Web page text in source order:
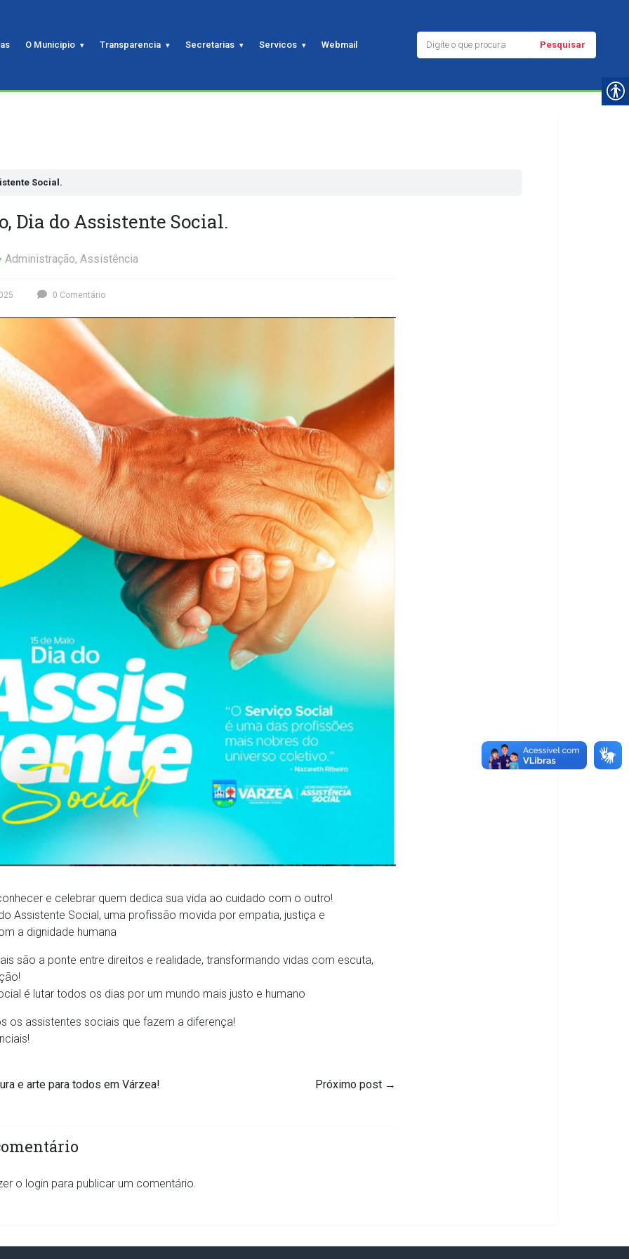
O Municipio Transparencia Secretarias Servicos Webmail Pesquisar
Social.
Dia do Assistente Social.
Administração, Assistência
0 Comentário
e celebrar quem dedica sua vida ao cuidado com o outro!
Assistente Social, uma profissão movida por empatia, justiça e
a dignidade humana
são a ponte entre direitos e realidade, transformando vidas com escuta,
é lutar todos os dias por um mundo mais justo e humano
os assistentes sociais que fazem a diferença!
e arte para todos em Várzea! Próximo post →
o login para publicar um comentário.